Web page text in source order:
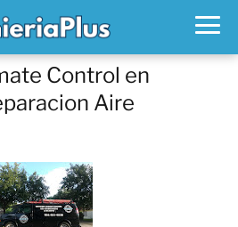
Control en
Aire